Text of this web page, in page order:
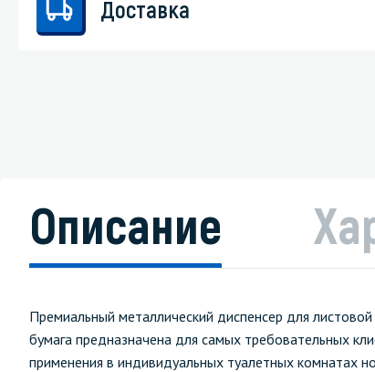
Доставка
Описание
Премиальный металлический диспенсер для
бумага предназначена для самых требовательных
применения в индивидуальных туалетных комнатах